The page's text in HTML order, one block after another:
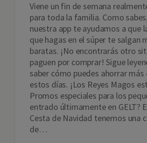
Viene un fin de semana
para toda la familia. Como
nuestra app te ayudamos a que
que hagas en el súper te salgan
baratas. ¡No encontrarás otro
paguen por comprar! Sigue
saber cómo puedes ahorrar
estos días. ¡Los Reyes Magos
Promos especiales para los
entrado últimamente en GELT?
Cesta de Navidad tenemos una
de…